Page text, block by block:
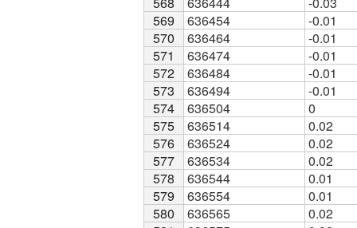
569
636454
-0.01
570
636464
-0.01
571
636474
-0.01
572
636484
-0.01
573
636494
-0.01
574
636504
0
575
636514
0.02
576
636524
0.02
577
636534
0.02
578
636544
0.01
579
636554
0.01
580
636565
0.02
569
570
571
572
573
574
575
576
577
578
579
580